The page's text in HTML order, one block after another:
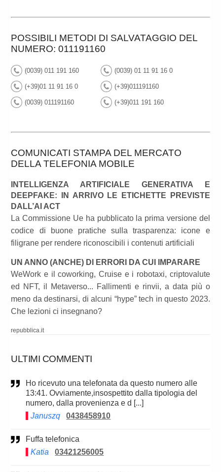
POSSIBILI METODI DI SALVATAGGIO DEL
NUMERO: 011191160
(0039) 011 191 160 (0039) 01 11 91 16 0
(+39)01 11 91 16 0 (+39)011191160
(0039) 011191160 (+39)011 191 160
COMUNICATI STAMPA DEL MERCATO
DELLA TELEFONIA MOBILE
INTELLIGENZA ARTIFICIALE GENERATIVA E
DEEPFAKE: IN ARRIVO LE ETICHETTE PREVISTE
DALL’AI ACT
La Commissione Ue ha pubblicato la prima versione del
codice di buone pratiche sulla trasparenza: icone e
filigrane per rendere riconoscibili i contenuti artificiali
UN ANNO (ANCHE) DI ERRORI DA CUI IMPARARE
WeWork e il coworking, Cruise e i robotaxi, criptovalute
ed NFT, il Metaverso... Fallimenti e rinvii, a data più o
meno da destinarsi, di alcuni “hype” tech in questo 2023.
Che lezioni ci insegnano?
repubblica.it
ULTIMI COMMENTI
Ho ricevuto una telefonata da questo numero alle
13:41. Ovviamente,insospettito dalla tipologia del
numero, dalla provenienza e d [...]
Januszq
0438458910
Fuffa telefonica
Katia
03421256005